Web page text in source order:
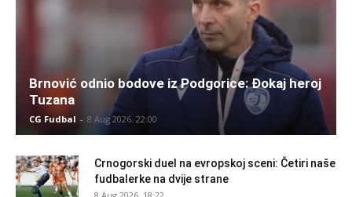
Brnović odnio bodove iz Podgorice: Đokaj heroj
Tuzana
CG Fudbal - 8 Aug 2026. 22:00
Crnogorski duel na evropskoj sceni: Četiri naše
fudbalerke na dvije strane
8 Aug 2026. 18:22